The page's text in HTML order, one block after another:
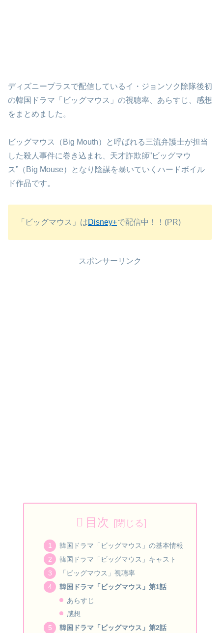
ディズニープラスで配信しているイ・ジョンソク除隊後初
の韓国ドラマ「ビッグマウス」の視聴率、あらすじ、感想
をまとめました。
ビッグマウス（Big Mouth）と呼ばれる三流弁護士が担当
した殺人事件に巻き込まれ、天才詐欺師”ビッグマウ
ス”（Big Mouse）となり陰謀を暴いていくハードボイル
ド作品です。
「ビッグマウス」はDisney+で配信中！！(PR)
スポンサーリンク
目次
韓国ドラマ「ビッグマウス」の基本情報
韓国ドラマ「ビッグマウス」キャスト
「ビッグマウス」視聴率
韓国ドラマ「ビッグマウス」第1話
あらすじ
感想
韓国ドラマ「ビッグマウス」第2話